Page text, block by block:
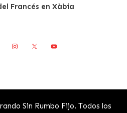
Francés en Xàbia
Sin Rumbo Fijo. Todos los